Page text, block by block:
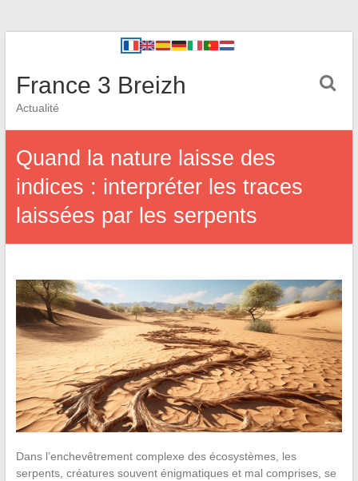
France 3 Breizh
Actualité
Quand la nature laisse des
indices : interpréter les traces
laissées par les serpents
Dans l’enchevêtrement complexe des écosystèmes, les
serpents, créatures souvent énigmatiques et mal comprises, se